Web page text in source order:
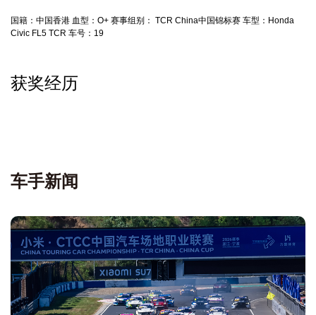
国籍：中国香港 血型：O+ 赛事组别： TCR China中国锦标赛 车型：Honda
Civic FL5 TCR 车号：19
获奖经历
车手新闻